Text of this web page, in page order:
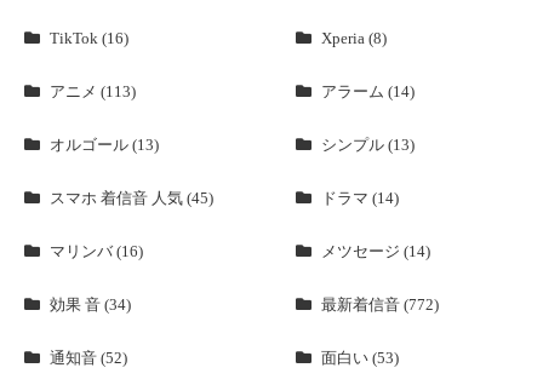
TikTok (16) Xperia (8)
アニメ (113) アラーム (14)
オルゴール (13) シンプル (13)
スマホ 着信音 人気 (45) ドラマ (14)
マリンバ (16) メツセージ (14)
効果 音 (34) 最新着信音 (772)
通知音 (52) 面白い (53)